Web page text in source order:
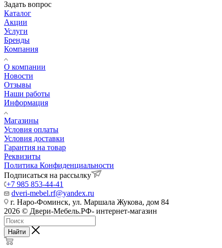
Задать вопрос
Каталог
Акции
Услуги
Бренды
Компания
О компании
Новости
Отзывы
Наши работы
Информация
Магазины
Условия оплаты
Условия доставки
Гарантия на товар
Реквизиты
Политика Конфиденциальности
Подписаться на рассылку
+7 985 853-44-41
dveri-mebel.rf@yandex.ru
г. Наро-Фоминск, ул. Маршала Жукова, дом 84
2026 © Двери-Мебель.РФ- интернет-магазин
Найти